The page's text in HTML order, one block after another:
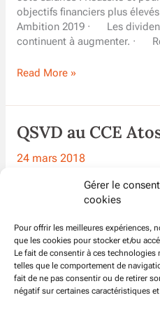
Gérer le
cookies
Pour offrir les meilleures expériences,
que les cookies pour stocker et/ou
Le fait de consentir à ces
telles que le comportement de
fait de ne pas consentir ou de retirer
négatif sur certaines caractéristiques
objectifs financiers plus
Ambition 2019 · Les
continuent à augmenter. ·
Echo-
Mai
2018
Read More »
QSVD au CCE
24 mars 2018
QSVD au CCE Atos France
Comité Central d’Entreprise
CFDT reste très vigilante sur
des équipes. – Résultats
constate les bons
QSVD
Read More »